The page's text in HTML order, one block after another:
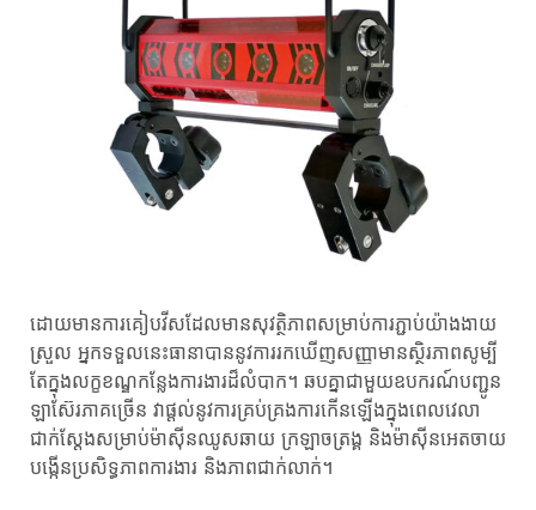
ដោយ​មាន​ការ​គៀប​វីស​ដែល​មាន​សុវត្ថិភាព​សម្រាប់​ការ​ភ្ជាប់​យ៉ាង​ងាយ​
ស្រួល អ្នក​ទទួល​នេះ​ធានា​បាន​នូវ​ការ​រក​ឃើញ​សញ្ញា​មាន​ស្ថិរភាព​សូម្បី​
តែ​ក្នុង​លក្ខខណ្ឌ​កន្លែង​ការងារ​ដ៏​លំបាក។ ឆបគ្នាជាមួយឧបករណ៍បញ្ជូន
ឡាស៊ែរភាគច្រើន វាផ្តល់នូវការគ្រប់គ្រងការកើនឡើងក្នុងពេលវេលា
ជាក់ស្តែងសម្រាប់ម៉ាស៊ីនឈូសឆាយ ក្រឡាចត្រង្គ និងម៉ាស៊ីនអេតចាយ
បង្កើនប្រសិទ្ធភាពការងារ និងភាពជាក់លាក់។